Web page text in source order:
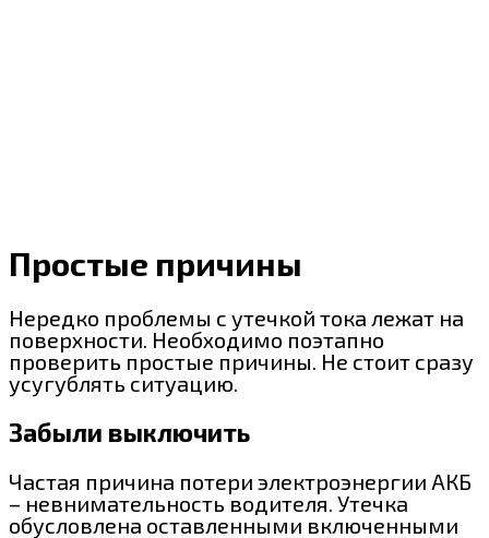
Простые причины
Нередко проблемы с утечкой тока лежат на
поверхности. Необходимо поэтапно
проверить простые причины. Не стоит сразу
усугублять ситуацию.
Забыли выключить
Частая причина потери электроэнергии АКБ
– невнимательность водителя. Утечка
обусловлена оставленными включенными